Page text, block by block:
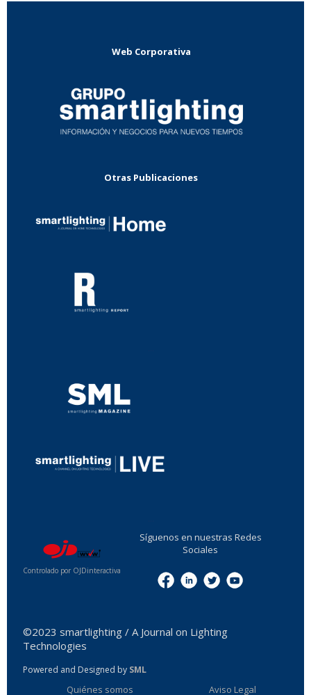
Web Corporativa
Otras Publicaciones
Controlado por OJDinteractiva
Síguenos en nuestras Redes
Sociales
©2023 smartlighting / A Journal on Lighting
Technologies
Powered and Designed by SML
Quiénes somos Aviso Legal